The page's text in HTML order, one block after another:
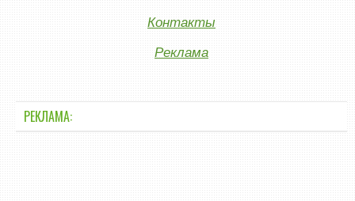
Контакты
Реклама
РЕКЛАМА: